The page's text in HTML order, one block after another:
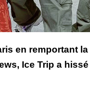
en remportant
Ice Trip a